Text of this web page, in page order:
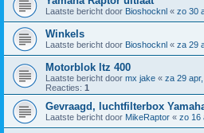
Laatste bericht door Bioshocknl « zo 30
Winkels
Laatste bericht door Bioshocknl « za 29
Motorblok ltz 400
Laatste bericht door mx jake « za 29
Reacties: 1
Gevraagd, luchtfilterbox
Laatste bericht door MikeRaptor « zo 16